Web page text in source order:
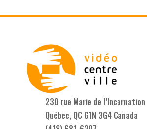
230 rue Marie de l’Incarnation
Québec, QC G1N 3G4 Canada